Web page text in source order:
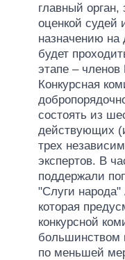
главный
оценкой судей
назначению
будет
этапе –
Конкурсная
состоять из
действующих
трех
экспертов. В
поддержали
"Слуги
которая
конкурсной
большинством
по меньшей